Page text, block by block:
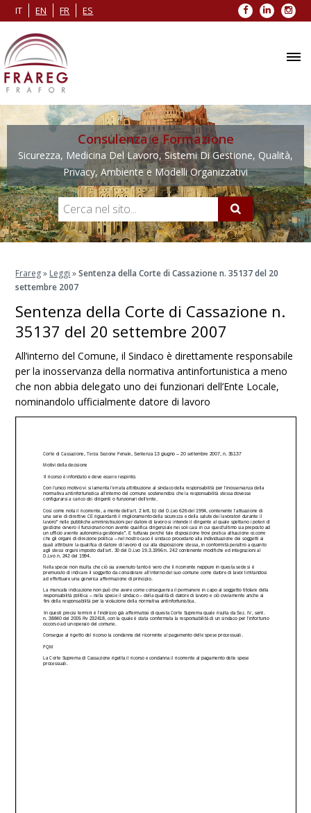
IT EN FR ES Facebook
LinkedIn
Consulenza e Formazione
Sicurezza, Medicina Del Lavoro, Sistemi Di Gestione, Qualità,
Privacy, Ambiente e Modelli Organizzativi
Frareg» Leggi »Sentenza della Corte di Cassazione n. 35137 del 20
settembre 2007
Sentenza della Corte di Cassazione n.
35137 del 20 settembre 2007
All’interno del Comune, il Sindaco è direttamente responsabile
per la inosservanza della normativa antinfortunistica a meno
che non abbia delegato uno dei funzionari dell’Ente Locale,
nominandolo ufficialmente datore di lavoro